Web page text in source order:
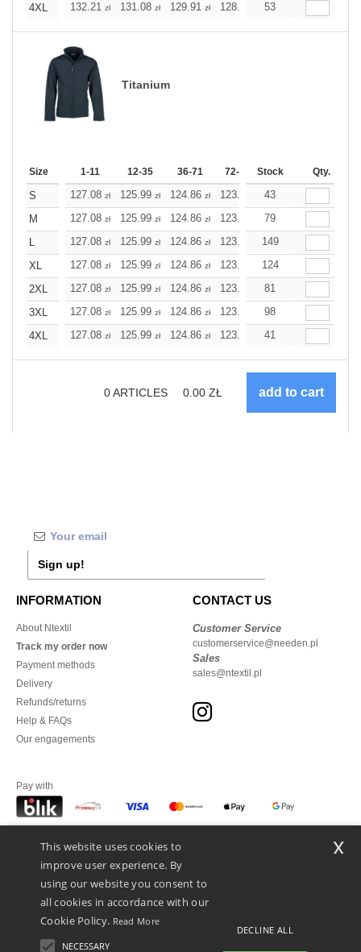
4XL
132.21 zł 131.08 zł 129.91 zł 128.78 127.61
53
Titanium
Size 1-11 12-35 36-71 72-143 144-287 288 +
Stock Qty.
S 127.08 zł 125.99 zł 124.86 zł 123.78 122.69
43
M
127.08 zł 125.99 zł 124.86 zł 123.78 122.69
79
L
127.08 zł 125.99 zł 124.86 zł 123.78 122.69
149
XL
127.08 zł 125.99 zł 124.86 zł 123.78 122.69
124
2XL
127.08 zł 125.99 zł 124.86 zł 123.78 122.69
81
3XL
127.08 zł 125.99 zł 124.86 zł 123.78 122.69
98
4XL
127.08 zł 125.99 zł 124.86 zł 123.78 122.69
41
0ARTICLES 0.00 ZŁ
Sign up!
INFORMATION
About Ntextil
Track my order now
Payment methods
Delivery
Refunds/returns
Help & FAQs
Our engagements
CONTACT US
Customer Service
customerservice@needen.pl
Sales
sales@ntextil.pl
Pay with
We ship with
This website uses cookies to
improve user experience. By
using our website you consent to
all cookies in accordance with our
Cookie Policy. Read More
NECESSARY
DECLINE ALL
x